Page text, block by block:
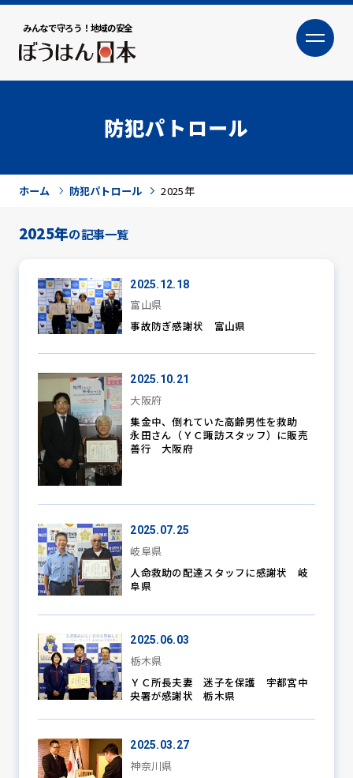
みんなで守ろう！地域の安全
大
犯罪トピックス
防犯活動ニュース
防犯パトロール
防犯対策情報
防犯協力会について
防犯パトロール
ホーム 防犯パトロール 2025年
2025年の記事一覧
2025.12.18
富山県
事故防ぎ感謝状 富山県
2025.10.21
大阪府
集金中、倒れていた高齢男性を救助
永田さん（ＹＣ諏訪スタッフ）に販売
善行 大阪府
2025.07.25
岐阜県
人命救助の配達スタッフに感謝状 岐
阜県
2025.06.03
栃木県
ＹＣ所長夫妻 迷子を保護 宇都宮中
央署が感謝状 栃木県
2025.03.27
神奈川県